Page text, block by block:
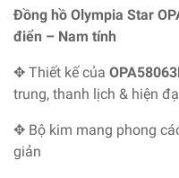
Đồng hồ Olympia Star
điển – Nam tính
✥ Thiết kế của
trung, thanh lịch & hiện
✥ Bộ kim mang phong
giản